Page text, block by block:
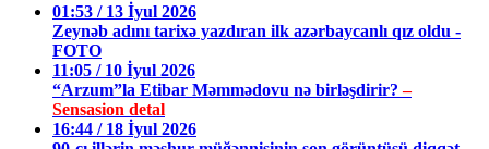
01:53 / 13 İyul 2026
Zeynəb adını tarixə yazdıran ilk azərbaycanlı qız oldu -
FOTO
11:05 / 10 İyul 2026
“Arzum”la Etibar Məmmədovu nə birləşdirir?–
Sensasion detal
16:44 / 18 İyul 2026